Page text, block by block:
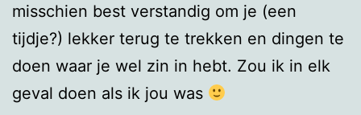
misschien best verstandig om je (een
tijdje?) lekker terug te trekken en dingen te
doen waar je wel zin in hebt. Zou ik in elk
geval doen als ik jou was